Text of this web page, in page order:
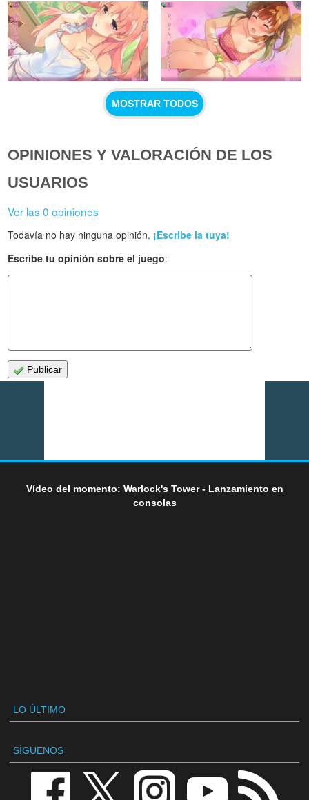
MOSTRAR TODOS
OPINIONES Y VALORACIÓN DE LOS
USUARIOS
Ver las 0 opiniones
Todavía no hay ninguna opinión. ¡Escribe la tuya!
Escribe tu opinión sobre el juego:
Publicar
Vídeo del momento: Warlock's Tower - Lanzamiento en
consolas
LO ÚLTIMO
SÍGUENOS